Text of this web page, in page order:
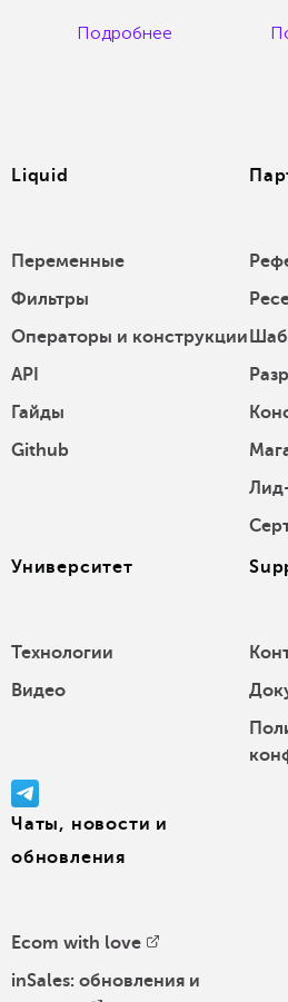
Подробнее
Liquid
Переменные
Фильтры
Операторы и конструкции
API
Гайды
Github
Университет
Технологии
Видео
Чаты, новости и
обновления
Ecom with love
inSales: обновления и